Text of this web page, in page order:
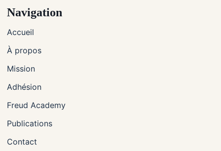
Navigation
Accueil
À propos
Mission
Adhésion
Freud Academy
Publications
Contact